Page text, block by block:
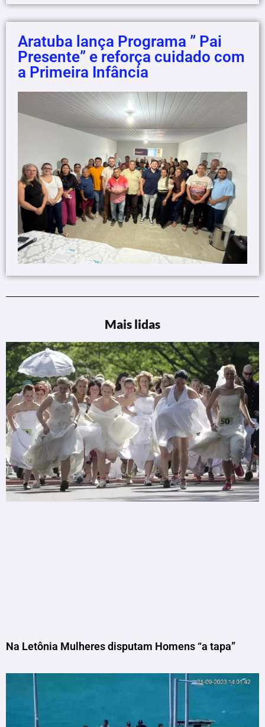
Aratuba lança Programa ” Pai
Presente” e reforça cuidado com
a Primeira Infância
Mais lidas
Na Letônia Mulheres disputam Homens “a tapa”